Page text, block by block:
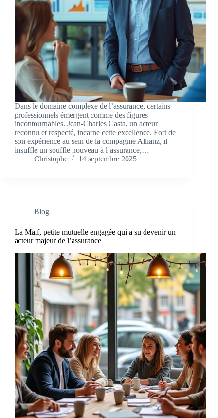
Dans le domaine complexe de l’assurance, certains
professionnels émergent comme des figures
incontournables. Jean-Charles Casta, un acteur
reconnu et respecté, incarne cette excellence. Fort de
son expérience au sein de la compagnie Allianz, il
insuffle un souffle nouveau à l’assurance,…
Christophe
14 septembre 2025
Blog
La Maif, petite mutuelle engagée qui a su devenir un
acteur majeur de l’assurance